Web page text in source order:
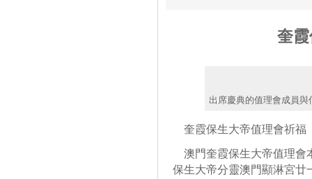
奎
出席慶典的值理會成員與
奎霞保生大帝值理會祈福
澳門奎霞保生大帝值理會
保生大帝分靈澳門顯淋宮廿